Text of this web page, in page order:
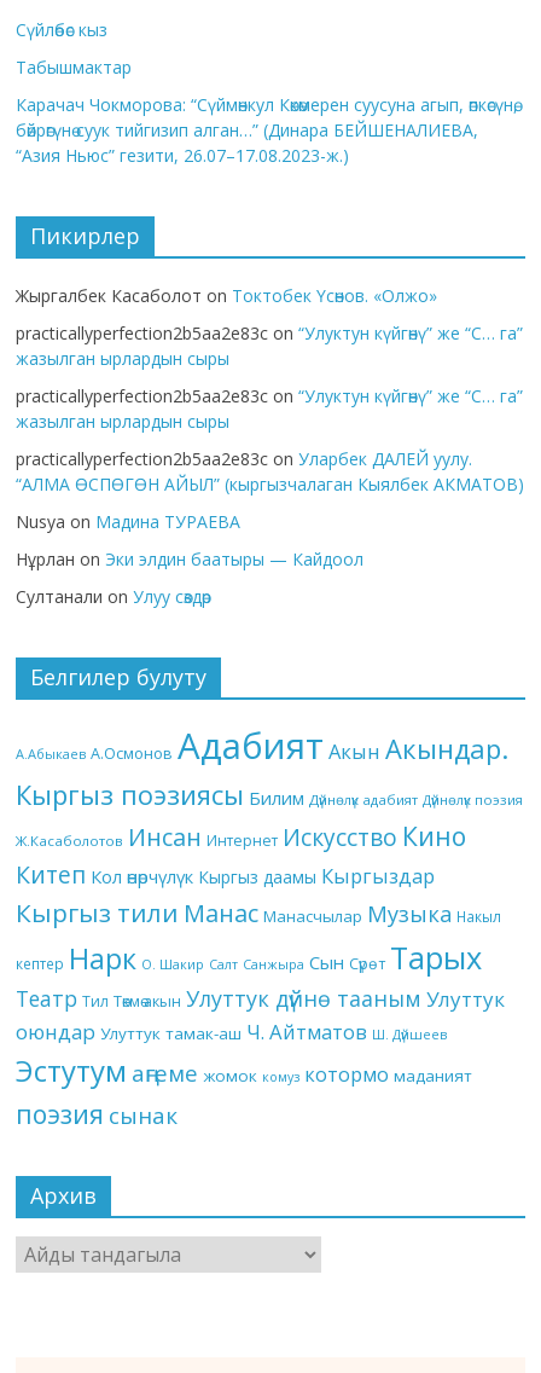
Сүйлөбөс кыз
Табышмактар
Карачач Чокморова: “Сүймөнкул Көкөмерен суусуна агып, өпкөсүнө,
бөйрөгүнө суук тийгизип алган…” (Динара БЕЙШЕНАЛИЕВА,
“Азия Ньюс” гезити, 26.07–17.08.2023-ж.)
Пикирлер
Жыргалбек Касаболот on Токтобек Үсөнов. «Олжо»
practicallyperfection2b5aa2e83c on“Улуктун күйгөнү” же “С… га”
жазылган ырлардын сыры
practicallyperfection2b5aa2e83c on“Улуктун күйгөнү” же “С… га”
жазылган ырлардын сыры
practicallyperfection2b5aa2e83c onУларбек ДАЛЕЙ уулу.
“АЛМА ӨСПӨГӨН АЙЫЛ” (кыргызчалаган Кыялбек АКМАТОВ)
Nusya on Мадина ТУРАЕВА
Нұрлан on Эки элдин баатыры — Кайдоол
Султанали onУлуу сөздөр
Белгилер булуту
А.Абыкаев А.Осмонов Адабият Акын Акындар.
Кыргыз поэзиясы Билим Дүйнөлүк адабият Дүйнөлүк поэзия
Ж.Касаболотов Инсан Интернет Искусство Кино
Китеп Кол өнөрчүлүк Кыргыз даамы Кыргыздар
Кыргыз тили Манас Манасчылар Музыка Накыл
кептер Нарк О. Шакир Салт Санжыра Сын Сүрөт Тарых
Театр Тил Төкмө акын Улуттук дүйнө тааным Улуттук
оюндар Улуттук тамак-аш Ч. Айтматов Ш. Дүйшеев
Эстутум аңгеме жомок комуз котормо маданият
поэзия сынак
Архив
Архив